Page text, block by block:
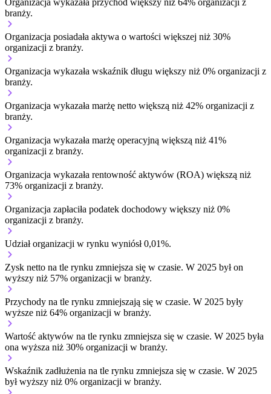
branży.
Organizacja posiadała aktywa o wartości większej niż 30%
organizacji z branży.
Organizacja wykazała wskaźnik długu większy niż 0% organizacji z
branży.
Organizacja wykazała marżę netto większą niż 42% organizacji z
branży.
Organizacja wykazała marżę operacyjną większą niż 41%
organizacji z branży.
Organizacja wykazała rentowność aktywów (ROA) większą niż
73% organizacji z branży.
Organizacja zapłaciła podatek dochodowy większy niż 0%
organizacji z branży.
Udział organizacji w rynku wyniósł 0,01%.
Zysk netto na tle rynku zmniejsza się w czasie. W 2025 był on
wyższy niż 57% organizacji w branży.
Przychody na tle rynku zmniejszają się w czasie. W 2025 były
wyższe niż 64% organizacji w branży.
Wartość aktywów na tle rynku zmniejsza się w czasie. W 2025 była
ona wyższa niż 30% organizacji w branży.
Wskaźnik zadłużenia na tle rynku zmniejsza się w czasie. W 2025
był wyższy niż 0% organizacji w branży.